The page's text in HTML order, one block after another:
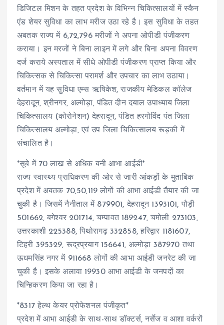
डिजिटल मिशन के तहत प्रदेश के विभिन्न चिकित्सालयों में स्कैन
एंड शेयर सुविधा का लाभ मरीज उठा रहे है। इस सुविधा के तहत
अबतक राज्य में 6,72,796 मरीजों ने अपना ओपीडी पंजीकरण
कराया। इन मरजों ने बिना लाइन में लगे और बिना अपना विवरण
दर्ज कराये अस्पताल में सीधे ओपीडी पंजीकरण प्राप्त किया और
चिकित्सक से चिकित्सा परामर्श और उपचार का लाभ उठाया।
वर्तमान में यह सुविधा एम्स ऋषिकेश, राजकीय मेडिकल कॉलेज
देहरादून, श्रीनगर, अल्मोड़ा, पंडित दीन दयाल उपाध्याय जिला
चिकित्सालय (कोरोनेशन) देहरादून, पंडित हरगोविंद पंत जिला
चिकित्सालय अल्मोड़ा, एवं उप जिला चिकित्सालय रूड़की में
संचालित है।
*सूबे में 70 लाख से अधिक बनी आभा आईडी*
राज्य स्वास्थ्य प्राधिकरण की ओर से जारी आंकड़ों के मुताबिक
प्रदेश में अबतक 70,50,119 लोगों की आभा आईडी तैयार की जा
चुकी है। जिसमें नैनीताल में 879901, देहरादून 1393101, पौड़ी
501662, बगेश्वर 201714, चम्पावत 189247, चमोली 273103,
उत्तरकाशी 225388, पिथोरागढ़ 332858, हरिद्वार 1181607,
टिहरी 395329, रूद्रप्रयाग 156641, अल्मोड़ा 387970 तथा
ऊधमसिंह नगर में 911668 लोगों की आभा आईडी जनरेट की जा
चुकी है। इसके अलावा 19930 आभा आईडी के जनपदों का
चिन्हिकरण किया जा रहा है।
*8317 हेल्थ केयर प्रोफेशनल पंजीकृत*
प्रदेश में आभा आईडी के साथ-साथ डॉक्टर्स, नर्सेज व आशा वर्करों